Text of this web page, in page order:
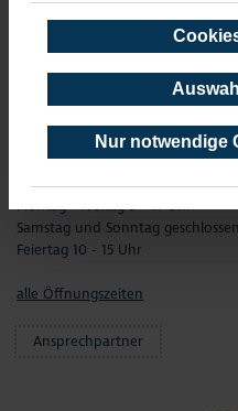
Nur notwendige
Samstag und Sonntag
01.04. - 01.11.
Montag - Freitag 9 - 17 Uhr
Sonntag geschlossen
02.11.- 01.01.
Montag - Freitag 9 - 17 Uhr
Samstag und Sonntag geschlossen
Feiertag 10 - 15 Uhr
alle Öffnungszeiten
Ansprechpartner